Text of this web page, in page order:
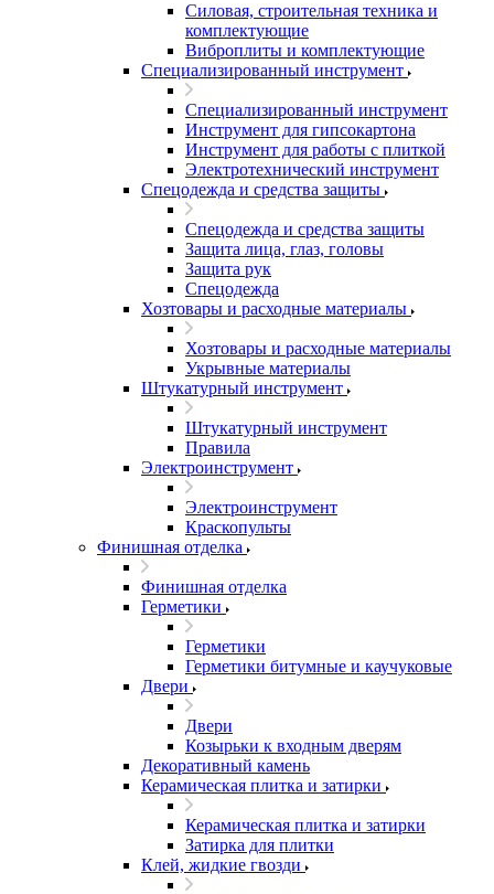
Силовая, строительная техника и
комплектующие
Виброплиты и комплектующие
Специализированный инструмент
Специализированный инструмент
Инструмент для гипсокартона
Инструмент для работы с плиткой
Электротехнический инструмент
Спецодежда и средства защиты
Спецодежда и средства защиты
Защита лица, глаз, головы
Защита рук
Спецодежда
Хозтовары и расходные материалы
Хозтовары и расходные материалы
Укрывные материалы
Штукатурный инструмент
Штукатурный инструмент
Правила
Электроинструмент
Электроинструмент
Краскопульты
Финишная отделка
Финишная отделка
Герметики
Герметики
Герметики битумные и каучуковые
Двери
Двери
Козырьки к входным дверям
Декоративный камень
Керамическая плитка и затирки
Керамическая плитка и затирки
Затирка для плитки
Клей, жидкие гвозди